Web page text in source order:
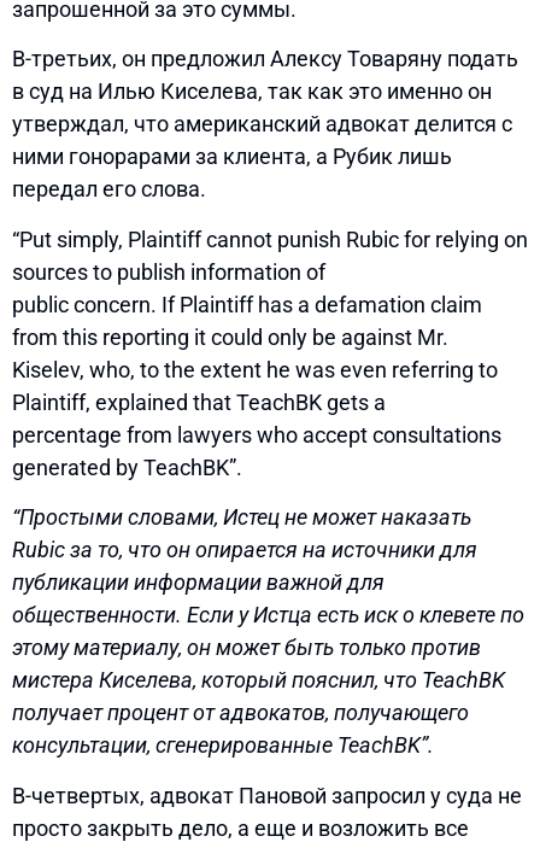
запрошенной за это суммы.
В-третьих, он предложил Алексу Товаряну подать
в суд на Илью Киселева, так как это именно он
утверждал, что американский адвокат делится с
ними гонорарами за клиента, а Рубик лишь
передал его слова.
“Put simply, Plaintiff cannot punish Rubic for relying on
sources to publish information of
public concern. If Plaintiff has a defamation claim
from this reporting it could only be against Mr.
Kiselev, who, to the extent he was even referring to
Plaintiff, explained that TeachBK gets a
percentage from lawyers who accept consultations
generated by TeachBK”.
“Простыми словами, Истец не может наказать
Rubic за то, что он опирается на источники для
публикации информации важной для
общественности. Если у Истца есть иск о клевете по
этому материалу, он может быть только против
мистера Киселева, который пояснил, что TeachBK
получает процент от адвокатов, получающего
консультации, сгенерированные TeachBK”.
В-четвертых, адвокат Пановой запросил у суда не
просто закрыть дело, а еще и возложить все